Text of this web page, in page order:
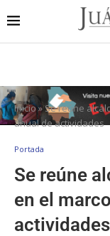
Inicio»Se reúne
anual de actividades
Portada
Se reúne
en el
actividades